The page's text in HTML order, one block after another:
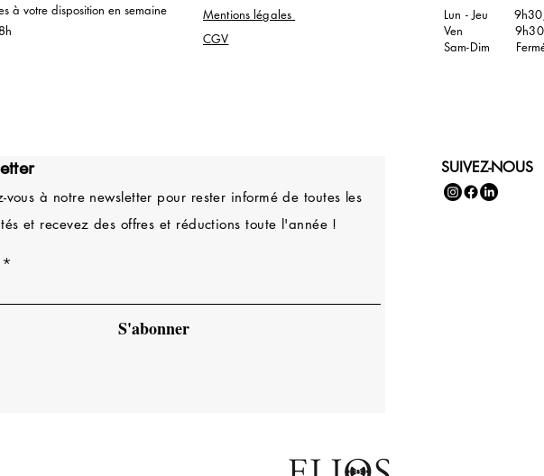
à votre disposition en semaine
Mentions légales
CGV
Lun - Jeu
Ven 9h30/
Sam-Dim
vous à notre newsletter pour rester informé de toutes les
et recevez des offres et réductions toute l'année !
S'abonner
SUIVEZ-NOUS